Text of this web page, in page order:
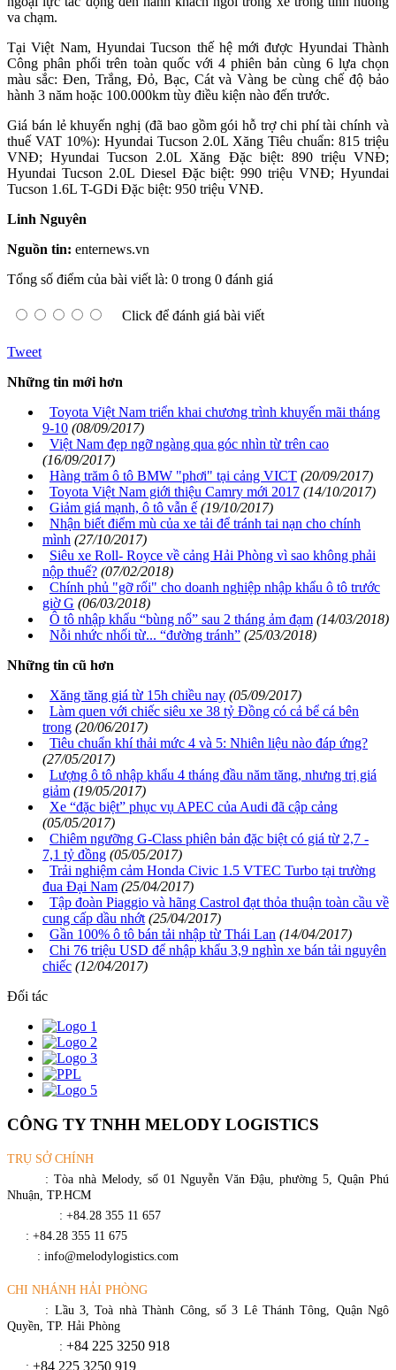
va chạm.
Tại Việt Nam, Hyundai Tucson thế hệ mới được Hyundai Thành
Công phân phối trên toàn quốc với 4 phiên bản cùng 6 lựa chọn
màu sắc: Đen, Trắng, Đỏ, Bạc, Cát và Vàng be cùng chế độ bảo
hành 3 năm hoặc 100.000km tùy điều kiện nào đến trước.
Giá bán lẻ khuyến nghị (đã bao gồm gói hỗ trợ chi phí tài chính và
thuế VAT 10%): Hyundai Tucson 2.0L Xăng Tiêu chuẩn: 815 triệu
VNĐ; Hyundai Tucson 2.0L Xăng Đặc biệt: 890 triệu VNĐ;
Hyundai Tucson 2.0L Diesel Đặc biệt: 990 triệu VNĐ; Hyundai
Tucson 1.6L T-GDi Đặc biệt: 950 triệu VNĐ.
Linh Nguyên
Nguồn tin: enternews.vn
Tổng số điểm của bài viết là: 0 trong 0 đánh giá
Click để đánh giá bài viết
Tweet
Những tin mới hơn
Toyota Việt Nam triển khai chương trình khuyến mãi tháng
9-10 (08/09/2017)
Việt Nam đẹp ngỡ ngàng qua góc nhìn từ trên cao
(16/09/2017)
Hàng trăm ô tô BMW "phơi" tại cảng VICT (20/09/2017)
Toyota Việt Nam giới thiệu Camry mới 2017 (14/10/2017)
Giảm giá mạnh, ô tô vẫn ế (19/10/2017)
Nhận biết điểm mù của xe tải để tránh tai nạn cho chính
mình (27/10/2017)
Siêu xe Roll- Royce về cảng Hải Phòng vì sao không phải
nộp thuế? (07/02/2018)
Chính phủ "gỡ rối" cho doanh nghiệp nhập khẩu ô tô trước
giờ G (06/03/2018)
Ô tô nhập khẩu “bùng nổ” sau 2 tháng ảm đạm (14/03/2018)
Nỗi nhức nhối từ... “đường tránh” (25/03/2018)
Những tin cũ hơn
Xăng tăng giá từ 15h chiều nay (05/09/2017)
Làm quen với chiếc siêu xe 38 tỷ Đồng có cả bể cá bên
trong (20/06/2017)
Tiêu chuẩn khí thải mức 4 và 5: Nhiên liệu nào đáp ứng?
(27/05/2017)
Lượng ô tô nhập khẩu 4 tháng đầu năm tăng, nhưng trị giá
giảm (19/05/2017)
Xe “đặc biệt” phục vụ APEC của Audi đã cập cảng
(05/05/2017)
Chiêm ngưỡng G-Class phiên bản đặc biệt có giá từ 2,7 -
7,1 tỷ đồng (05/05/2017)
Trải nghiệm cảm Honda Civic 1.5 VTEC Turbo tại trường
đua Đại Nam (25/04/2017)
Tập đoàn Piaggio và hãng Castrol đạt thỏa thuận toàn cầu về
cung cấp dầu nhớt (25/04/2017)
Gần 100% ô tô bán tải nhập từ Thái Lan (14/04/2017)
Chi 76 triệu USD để nhập khẩu 3,9 nghìn xe bán tải nguyên
chiếc (12/04/2017)
Đối tác
CÔNG TY TNHH MELODY LOGISTICS
TRỤ SỞ CHÍNH
: Tòa nhà Melody, số 01 Nguyễn Văn Đậu, phường 5, Quận Phú
Nhuận, TP.HCM
: +84.28 355 11 657
: +84.28 355 11 675
: info@melodylogistics.com
CHI NHÁNH HẢI PHÒNG
: Lầu 3, Toà nhà Thành Công, số 3 Lê Thánh Tông, Quận Ngô
Quyền, TP. Hải Phòng
: +84 225 3250 918
: +84 225 3250 919